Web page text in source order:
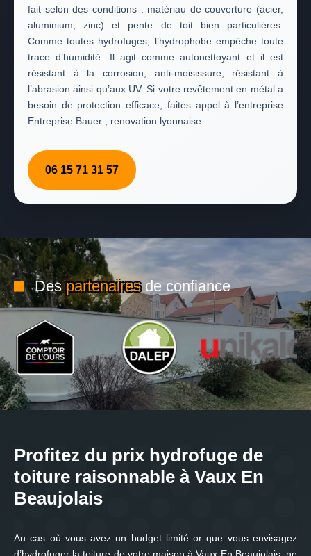
fait selon des conditions : matériau de couverture (acier,
aluminium, zinc) et pente de toit bien particulières.
Comme toutes hydrofuges, l’hydrophobe empêche toute
trace d’humidité. Il agit comme autonettoyant et il est
résistant à la corrosion, anti-moisissure, résistant à
l’abrasion ainsi qu’aux UV. Si votre revêtement en métal a
besoin de protection efficace, faites appel à l’entreprise
Entreprise Bauer , renovation lyonnaise.
06 15 71 31 57
Despartenairesde confiance
Profitez du prix hydrofuge de
toiture raisonnable à Vaux En
Beaujolais
Au cas où vous avez un budget limité or que vous envisagez